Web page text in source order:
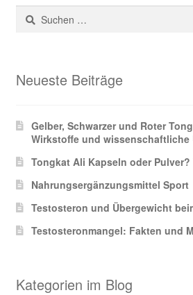
Suchen
nach:
Neueste Beiträge
Gelber, Schwarzer und Roter
Wirkstoffe und wissenschaftliche
Tongkat Ali Kapseln oder
Nahrungsergänzungsmittel Sport
Testosteron und Übergewicht
Testosteronmangel: Fakten und
Kategorien im Blog